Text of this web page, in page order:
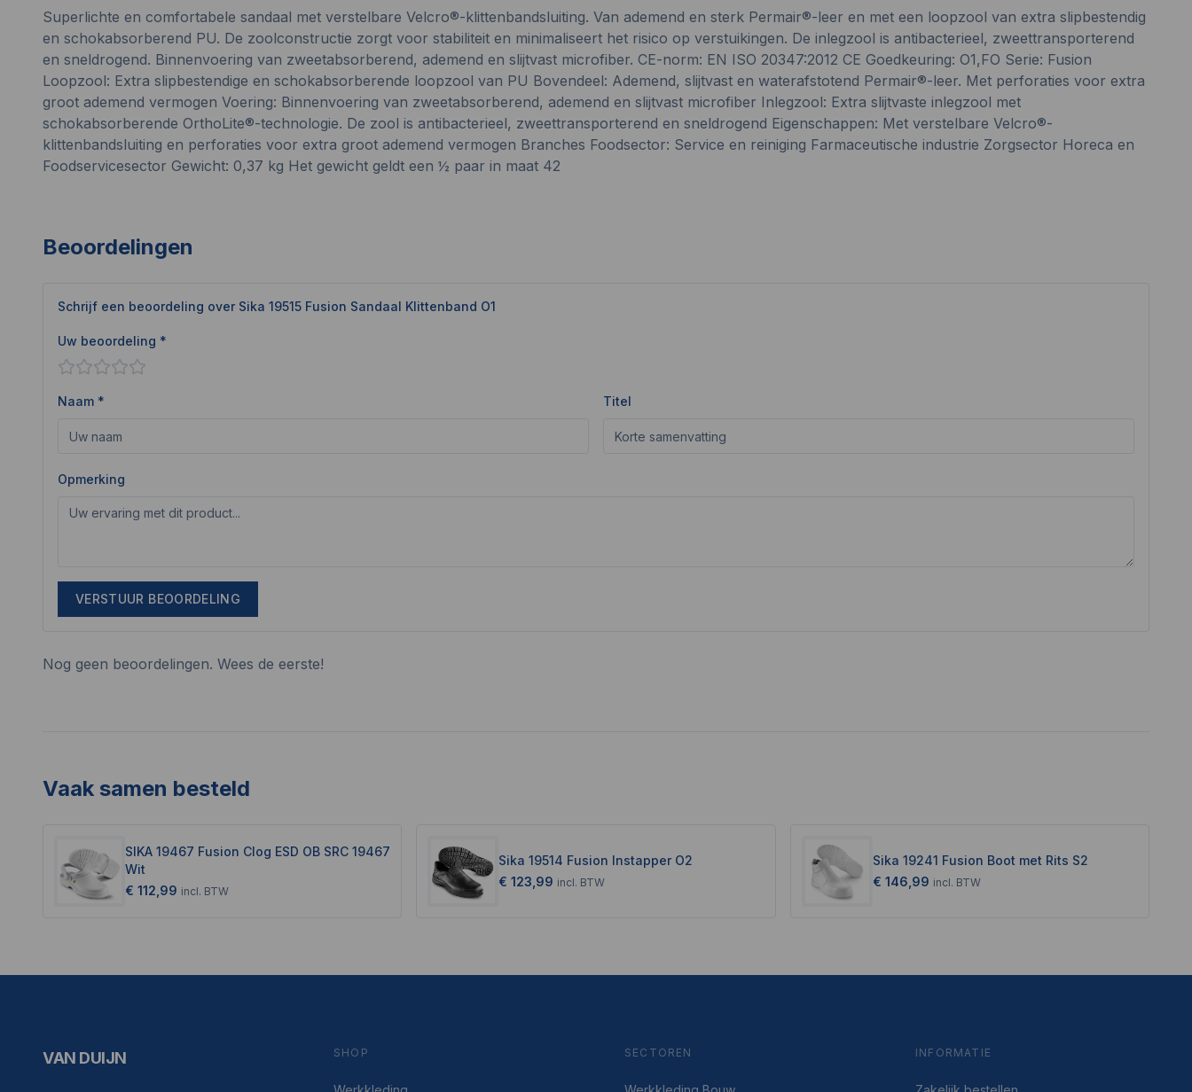
Superlichte en comfortabele sandaal met verstelbare Velcro®-klittenbandsluiting. Van ademend en sterk Permair®-leer en met een loopzool van extra slipbestendig
en schokabsorberend PU. De zoolconstructie zorgt voor stabiliteit en minimaliseert het risico op verstuikingen. De inlegzool is antibacterieel, zweettransporterend
en sneldrogend. Binnenvoering van zweetabsorberend, ademend en slijtvast microfiber. CE-norm: EN ISO 20347:2012 CE Goedkeuring: O1,FO Serie: Fusion
Loopzool: Extra slipbestendige en schokabsorberende loopzool van PU Bovendeel: Ademend, slijtvast en waterafstotend Permair®-leer. Met perforaties voor extra
groot ademend vermogen Voering: Binnenvoering van zweetabsorberend, ademend en slijtvast microfiber Inlegzool: Extra slijtvaste inlegzool met
schokabsorberende OrthoLite®-technologie. De zool is antibacterieel, zweettransporterend en sneldrogend Eigenschappen: Met verstelbare Velcro®-
klittenbandsluiting en perforaties voor extra groot ademend vermogen Branches Foodsector: Service en reiniging Farmaceutische industrie Zorgsector Horeca en
Foodservicesector Gewicht: 0,37 kg Het gewicht geldt een ½ paar in maat 42
Beoordelingen
Schrijf een beoordeling over Sika 19515 Fusion Sandaal Klittenband O1
Uw beoordeling *
Naam * Titel
Opmerking
VERSTUUR BEOORDELING
Nog geen beoordelingen. Wees de eerste!
Vaak samen besteld
SIKA 19467 Fusion Clog ESD OB SRC 19467
Wit
€ 112,99 incl. BTW
Sika 19514 Fusion Instapper O2
€ 123,99 incl. BTW
Sika 19241 Fusion Boot met Rits S2
€ 146,99 incl. BTW
VAN DUIJN SHOP SECTOREN INFORMATIE